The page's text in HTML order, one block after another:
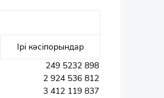
Ірі кәсіпорындар
249 5232 898
2 924 536 812
3 412 119 837